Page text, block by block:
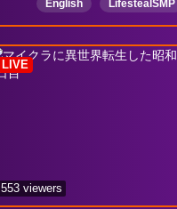
English
LifestealSMP
NoBackseating
mcsr
mcsrranked
LIVE
553 viewers